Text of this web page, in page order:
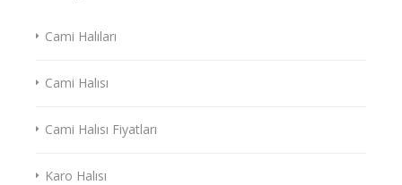
Cami Halıları
Cami Halısı
Cami Halısı Fiyatları
Karo Halısı